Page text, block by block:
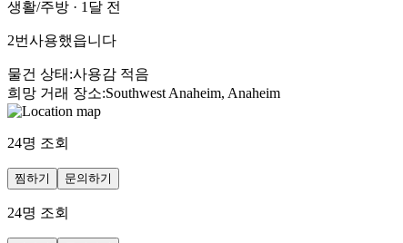
생활/주방 · 1달 전
2번사용했읍니다
물건 상태 :사용감 적음
희망 거래 장소:Southwest Anaheim, Anaheim
24명 조회
찜하기 문의하기
24명 조회